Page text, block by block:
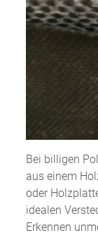
Bei billigen
aus einem
oder
idealen
Erkennen